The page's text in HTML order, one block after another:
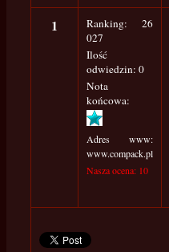
1
Ranking: 26
027
Ilość
odwiedzin: 0
Nota
końcowa:
Adres www:
www.compack.pl
Nasza ocena: 10